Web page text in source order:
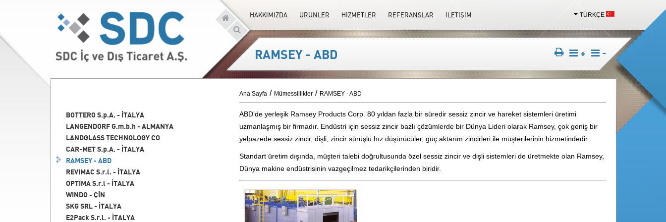
HAKKIMIZDA ÜRÜNLER HİZMETLER REFERANSLAR İLETİŞİM
TÜRKÇE
TÜRKÇE
ENGLISH
RAMSEY - ABD + -
BOTTERO S.p.A. - İTALYA
LANGENDORF G.m.b.h - ALMANYA
LANDGLASS TECHNOLOGY CO
CAR-MET S.p.A. - İTALYA
RAMSEY - ABD
REVIMAC S.r.l. - İTALYA
OPTIMA S.r.l - İTALYA
WINDO - ÇİN
SKG SRL - İTALYA
E2Pack S.r.l. - İTALYA
Ana Sayfa Mümessillikler RAMSEY - ABD
ABD’de yerleşik Ramsey Products Corp. 80 yıldan fazla bir süredir sessiz zincir ve hareket sistemleri üretimi
uzmanlaşmış bir firmadır. Endüstri için sessiz zincir bazlı çözümlerde bir Dünya Lideri olarak Ramsey, çok geniş bir
yelpazede sessiz zincir, dişli, zincir sürüşlü hız düşürücüler, güç aktarım zincirleri ile müşterilerinin hizmetindedir.
Standart üretim dışında, müşteri talebi doğrultusunda özel sessiz zincir ve dişli sistemleri de üretmekte olan Ramsey,
Dünya makine endüstrisinin vazgeçilmez tedarikçilerinden biridir.